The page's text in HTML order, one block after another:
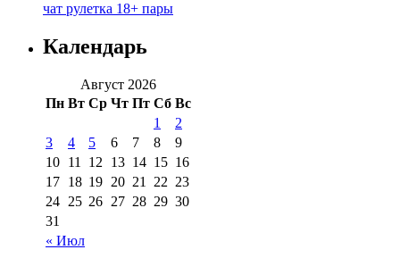
чат рулетка 18+ пары
Календарь
Август 2026
Пн Вт Ср Чт Пт Сб Вс
« Июл
1
2
3
4 5 6 7 8
9
10 11 12 13 14 15 16
17 18 19 20 21 22 23
24 25 26 27 28 29 30
31